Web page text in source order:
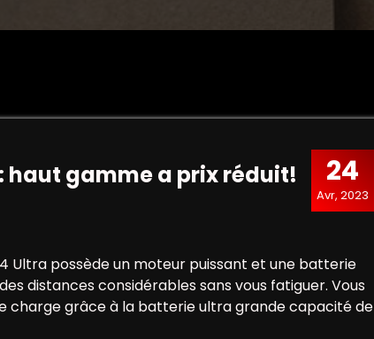
24
Avr, 2023
haut gamme a prix réduit!
Ultra possède un moteur puissant et une batterie
distances considérables sans vous fatiguer. Vous
charge grâce à la batterie ultra grande capacité de